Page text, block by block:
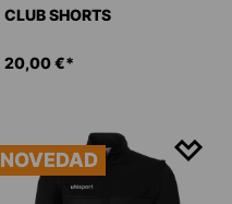
CLUB SHORTS
20,00 €*
NOVEDAD